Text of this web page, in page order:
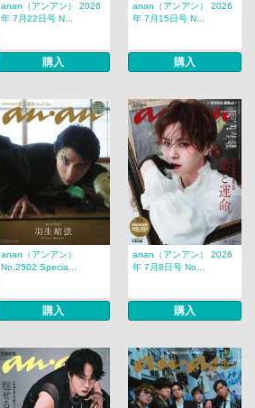
anan（アンアン） 2026
年 7月22日号 N...
購入
anan（アンアン） 2026
年 7月15日号 N...
購入
anan（アンアン）
No.2502 Specia...
購入
anan（アンアン） 2026
年 7月8日号 No...
購入